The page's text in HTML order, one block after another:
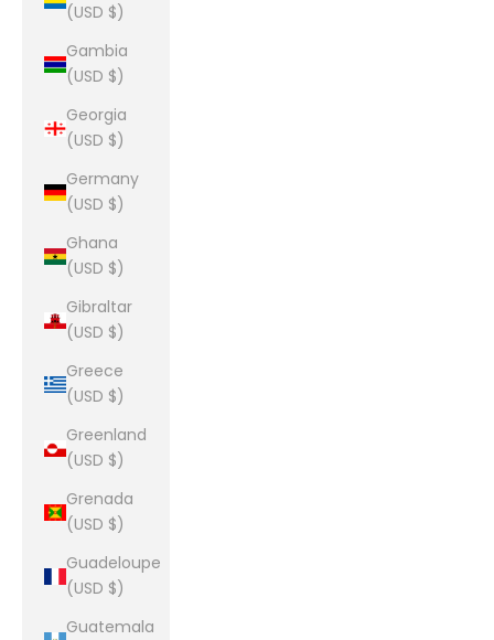
(USD $)
Gambia
(USD $)
Georgia
(USD $)
Germany
(USD $)
Ghana
(USD $)
Gibraltar
(USD $)
Greece
(USD $)
Greenland
(USD $)
Grenada
(USD $)
Guadeloupe
(USD $)
Guatemala